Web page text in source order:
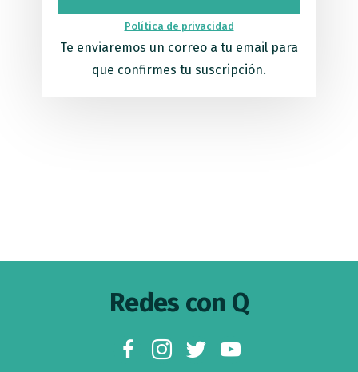
Política de privacidad
Te enviaremos un correo a tu email para
que confirmes tu suscripción.
Redes con Q
facebookinstagramtwitteryoutube